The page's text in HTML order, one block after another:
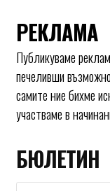
РЕКЛАМА
Публикуваме
печеливши
самите ние бихме
участваме в
БЮЛЕТИН